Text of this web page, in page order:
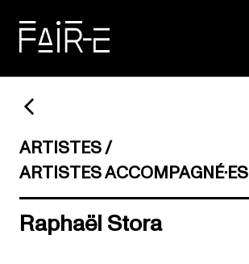
content
ARTISTES
ARTISTES ACCOMPAGNÉ·ES
Raphaël Stora